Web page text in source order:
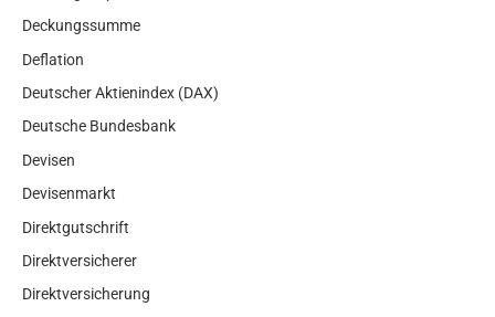
Deckungssumme
Deflation
Deutscher Aktienindex (DAX)
Deutsche Bundesbank
Devisen
Devisenmarkt
Direktgutschrift
Direktversicherer
Direktversicherung